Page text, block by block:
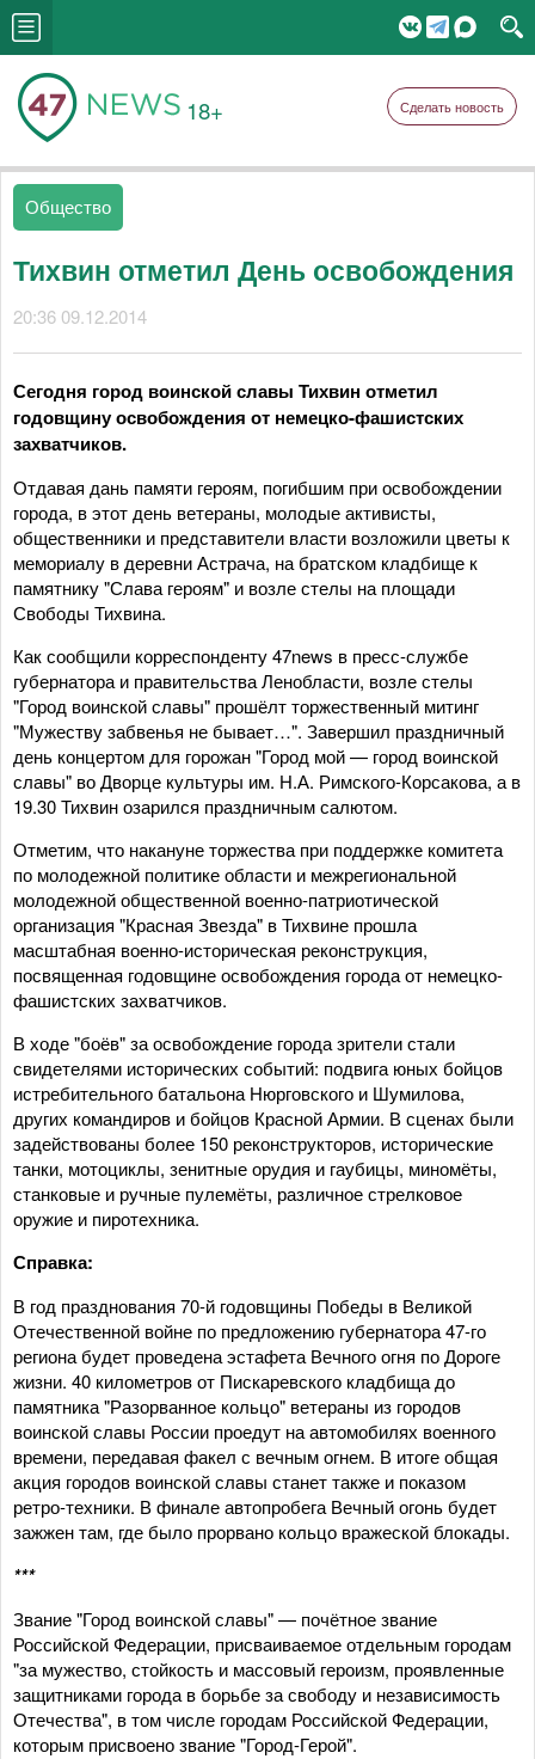
18+ Сделать новость
Общество
Тихвин отметил День освобождения
20:36 09.12.2014
Сегодня город воинской славы Тихвин отметил
годовщину освобождения от немецко-фашистских
захватчиков.
Отдавая дань памяти героям, погибшим при освобождении
города, в этот день ветераны, молодые активисты,
общественники и представители власти возложили цветы к
мемориалу в деревни Астрача, на братском кладбище к
памятнику "Слава героям" и возле стелы на площади
Свободы Тихвина.
Как сообщили корреспонденту 47news в пресс-службе
губернатора и правительства Ленобласти, возле стелы
"Город воинской славы" прошёлт торжественный митинг
"Мужеству забвенья не бывает…". Завершил праздничный
день концертом для горожан "Город мой — город воинской
славы" во Дворце культуры им. Н.А. Римского-Корсакова, а в
19.30 Тихвин озарился праздничным салютом.
Отметим, что накануне торжества при поддержке комитета
по молодежной политике области и межрегиональной
молодежной общественной военно-патриотической
организация "Красная Звезда" в Тихвине прошла
масштабная военно-историческая реконструкция,
посвященная годовщине освобождения города от немецко-
фашистских захватчиков.
В ходе "боёв" за освобождение города зрители стали
свидетелями исторических событий: подвига юных бойцов
истребительного батальона Нюрговского и Шумилова,
других командиров и бойцов Красной Армии. В сценах были
задействованы более 150 реконструкторов, исторические
танки, мотоциклы, зенитные орудия и гаубицы, миномёты,
станковые и ручные пулемёты, различное стрелковое
оружие и пиротехника.
Справка:
В год празднования 70-й годовщины Победы в Великой
Отечественной войне по предложению губернатора 47-го
региона будет проведена эстафета Вечного огня по Дороге
жизни. 40 километров от Пискаревского кладбища до
памятника "Разорванное кольцо" ветераны из городов
воинской славы России проедут на автомобилях военного
времени, передавая факел с вечным огнем. В итоге общая
акция городов воинской славы станет также и показом
ретро-техники. В финале автопробега Вечный огонь будет
зажжен там, где было прорвано кольцо вражеской блокады.
***
Звание "Город воинской славы" — почётное звание
Российской Федерации, присваиваемое отдельным городам
"за мужество, стойкость и массовый героизм, проявленные
защитниками города в борьбе за свободу и независимость
Отечества", в том числе городам Российской Федерации,
которым присвоено звание "Город-Герой".